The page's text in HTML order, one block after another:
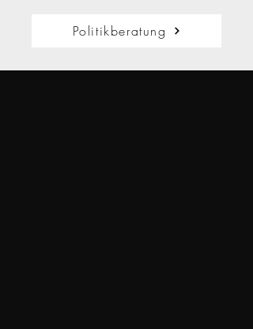
Politikberatung